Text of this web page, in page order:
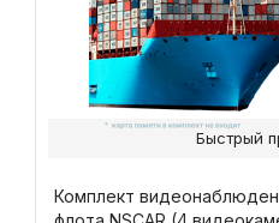
Комплект
Быстрый